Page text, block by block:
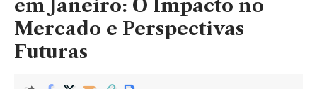
em Janeiro: O Impacto no
Mercado e Perspectivas
Futuras